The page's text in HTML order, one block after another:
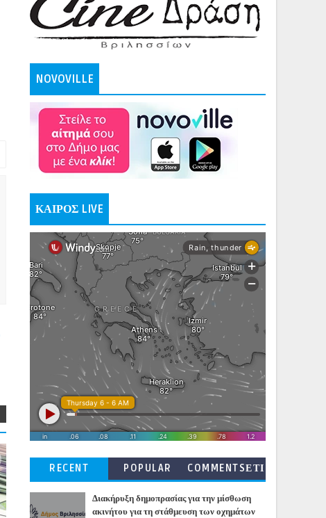
NOVOVILLE
ΚΑΙΡΟΣ LIVE
RECENT POPULAR
COMMENTSΕΤΙ
Διακήρυξη δημοπρασίας για την μίσθωση
ακινήτου για τη στάθμευση των οχημάτων